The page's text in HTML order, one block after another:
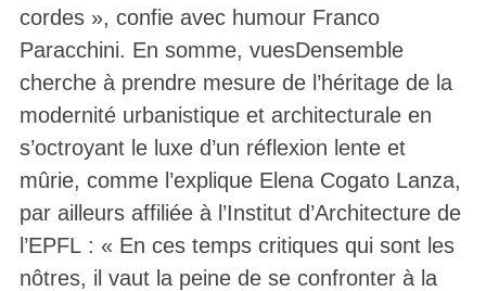
cordes », confie avec humour Franco
Paracchini. En somme, vuesDensemble
cherche à prendre mesure de l’héritage de la
modernité urbanistique et architecturale en
s’octroyant le luxe d’un réflexion lente et
mûrie, comme l’explique Elena Cogato Lanza,
par ailleurs affiliée à l’Institut d’Architecture de
l’EPFL : « En ces temps critiques qui sont les
nôtres, il vaut la peine de se confronter à la